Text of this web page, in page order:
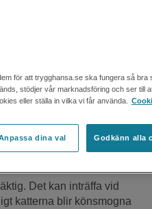
katthane och
som kallas höglöpet,
paras ett par gånger för
Det kan inträffa vid
katterna blir könsmogna
för att trygghansa.se ska fungera så bra
stödjer vår marknadsföring och ser till
eller ställa in vilka vi får använda.
dina val Godkänn alla